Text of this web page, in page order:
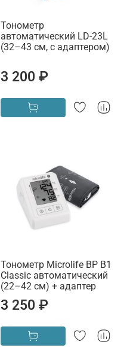
Тонометр
автоматический LD-23L
(32–43 см, с адаптером)
3 200 ₽
Тонометр Microlife BP B1
Classic автоматический
(22–42 см) + адаптер
3 250 ₽